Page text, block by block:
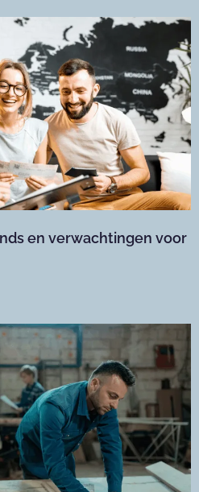
en verwachtingen voor